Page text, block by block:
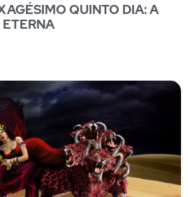
QUINTO DIA: A